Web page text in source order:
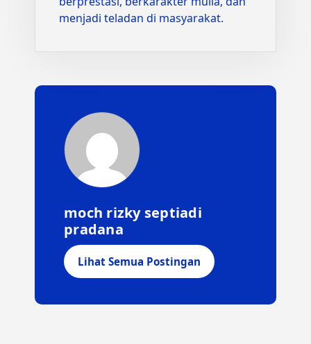
menjadi teladan di masyarakat.
moch rizky septiadi
pradana
Lihat Semua Postingan